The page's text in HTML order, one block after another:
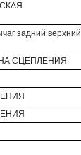
задний верхний
СЦЕПЛЕНИЯ